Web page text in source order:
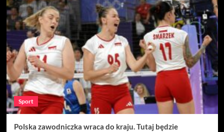
Sport
Polska zawodniczka wraca do kraju. Tutaj będzie